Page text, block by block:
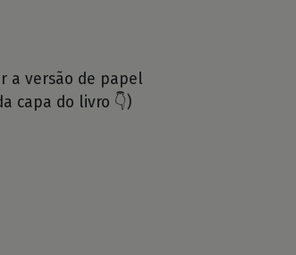
a versão de papel
capa do livro 👇)